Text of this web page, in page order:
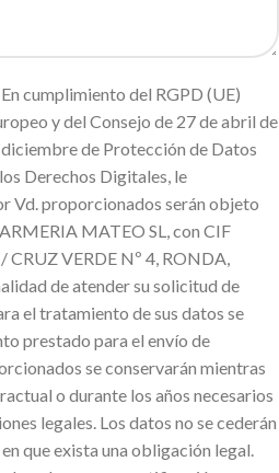
En cumplimiento del RGPD (UE)
y del Consejo de 27 de abril de
de Protección de Datos
Derechos Digitales, le
Vd. proporcionados serán objeto
MATEO SL, con CIF
VERDE Nº 4, RONDA,
de atender su solicitud de
el tratamiento de sus datos se
prestado para el envío de
se conservarán mientras
o durante los años necesarios
legales. Los datos no se cederán
que exista una obligación legal.